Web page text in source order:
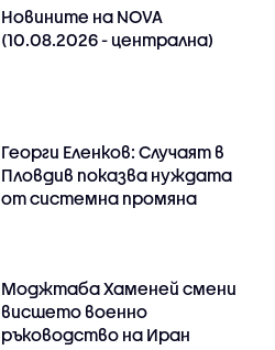
Новините на NOVA
(10.08.2026 - централна)
Георги Еленков: Случаят в
Пловдив показва нуждата
от системна промяна
Моджтаба Хаменей смени
висшето военно
ръководство на Иран